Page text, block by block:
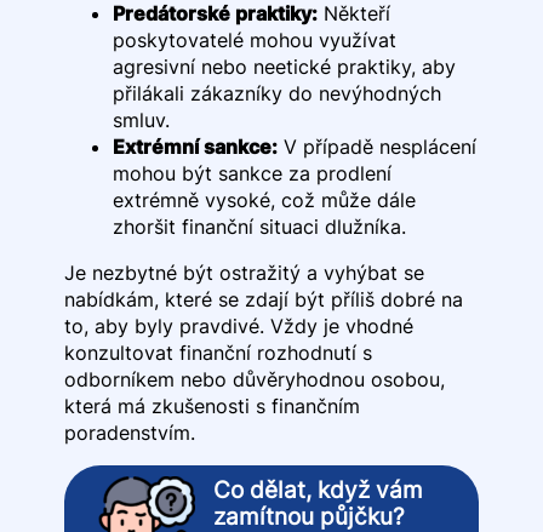
Predátorské praktiky:Někteří
poskytovatelé mohou využívat
agresivní nebo neetické praktiky, aby
přilákali zákazníky do nevýhodných
smluv.
Extrémní sankce:V případě nesplácení
mohou být sankce za prodlení
extrémně vysoké, což může dále
zhoršit finanční situaci dlužníka.
Je nezbytné být ostražitý a vyhýbat se
nabídkám, které se zdají být příliš dobré na
to, aby byly pravdivé. Vždy je vhodné
konzultovat finanční rozhodnutí s
odborníkem nebo důvěryhodnou osobou,
která má zkušenosti s finančním
poradenstvím.
Co dělat, když vám
zamítnou půjčku?